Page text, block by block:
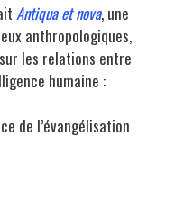
Antiqua et nova, une
anthropologiques,
les relations entre
humaine :
de l’évangélisation